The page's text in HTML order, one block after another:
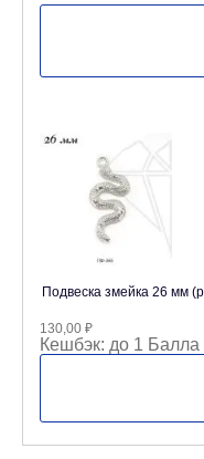
Подвеска змейка 26 мм
130,00 ₽
Кешбэк: до 1 Балла